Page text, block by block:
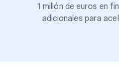
1 millón de euros en
adicionales para